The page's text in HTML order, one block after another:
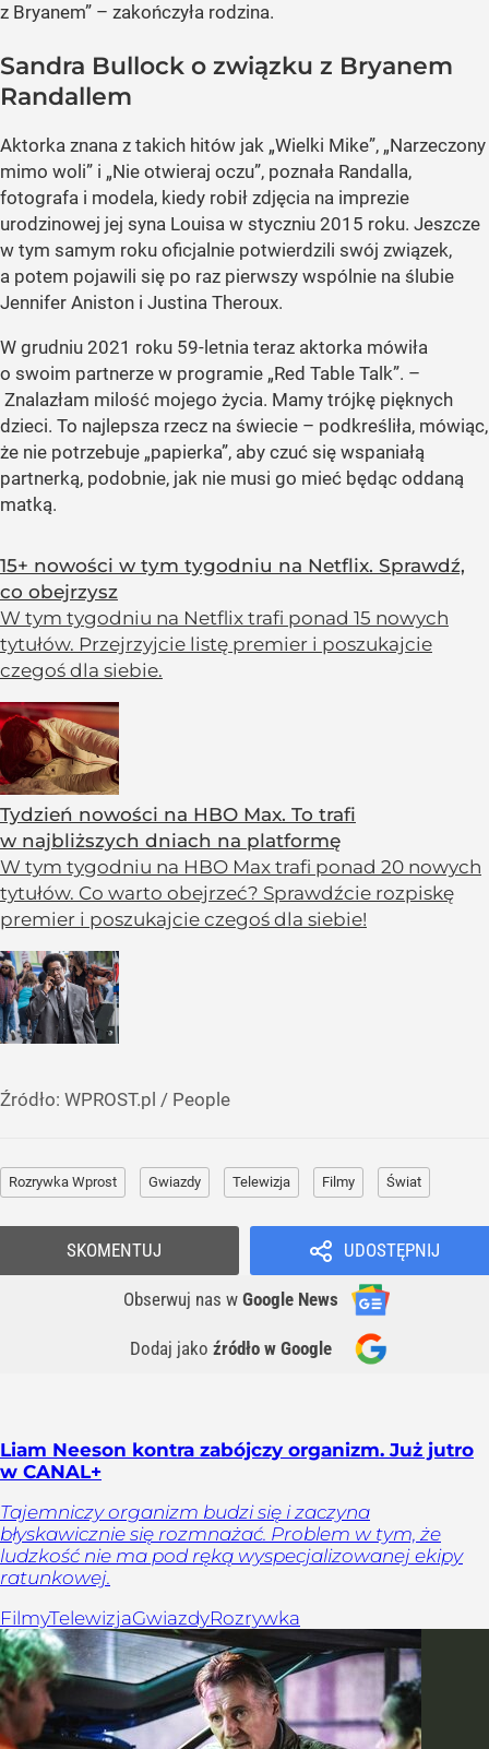
z Bryanem” – zakończyła rodzina.
Sandra Bullock o związku z Bryanem
Randallem
Aktorka znana z takich hitów jak „Wielki Mike”, „Narzeczony
mimo woli” i „Nie otwieraj oczu”, poznała Randalla,
fotografa i modela, kiedy robił zdjęcia na imprezie
urodzinowej jej syna Louisa w styczniu 2015 roku. Jeszcze
w tym samym roku oficjalnie potwierdzili swój związek,
a potem pojawili się po raz pierwszy wspólnie na ślubie
Jennifer Aniston i Justina Theroux.
W grudniu 2021 roku 59-letnia teraz aktorka mówiła
o swoim partnerze w programie „Red Table Talk”. –
Znalazłam milość mojego życia. Mamy trójkę pięknych
dzieci. To najlepsza rzecz na świecie – podkreśliła, mówiąc,
że nie potrzebuje „papierka”, aby czuć się wspaniałą
partnerką, podobnie, jak nie musi go mieć będąc oddaną
matką.
15+ nowości w tym tygodniu na Netflix. Sprawdź,
co obejrzysz
W tym tygodniu na Netflix trafi ponad 15 nowych
tytułów. Przejrzyjcie listę premier i poszukajcie
czegoś dla siebie.
Tydzień nowości na HBO Max. To trafi
w najbliższych dniach na platformę
W tym tygodniu na HBO Max trafi ponad 20 nowych
tytułów. Co warto obejrzeć? Sprawdźcie rozpiskę
premier i poszukajcie czegoś dla siebie!
Źródło: WPROST.pl / People
Rozrywka Wprost Gwiazdy Telewizja Filmy Świat
UDOSTĘPNIJ
Obserwuj nas w Google News
Dodaj jako źródło w Google
SKOMENTUJ
Liam Neeson kontra zabójczy organizm. Już jutro
w CANAL+
Tajemniczy organizm budzi się i zaczyna
błyskawicznie się rozmnażać. Problem w tym, że
ludzkość nie ma pod ręką wyspecjalizowanej ekipy
ratunkowej.
FilmyTelewizjaGwiazdyRozrywka